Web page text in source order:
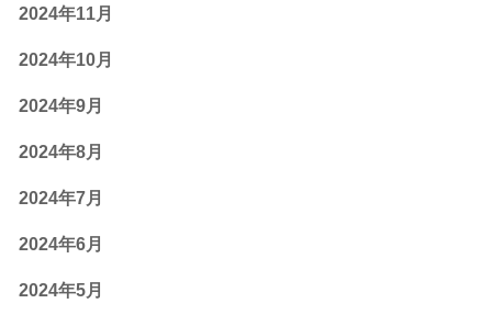
2024年11月
2024年10月
2024年9月
2024年8月
2024年7月
2024年6月
2024年5月